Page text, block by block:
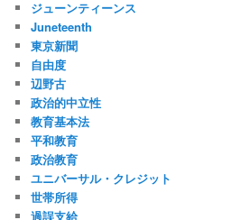
ジューンティーンス
Juneteenth
東京新聞
自由度
辺野古
政治的中立性
教育基本法
平和教育
政治教育
ユニバーサル・クレジット
世帯所得
過誤支給